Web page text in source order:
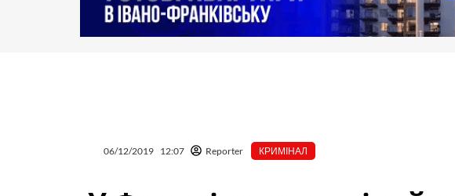
06/12/2019 12:07 Reporter КРИМІНАЛ